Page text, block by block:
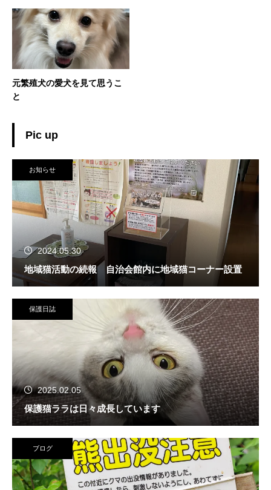
元繁殖犬の愛犬を見て思うこ
と
Pic up
お知らせ
2024.05.30
地域猫活動の続報 自治会館内に地域猫コーナー設置
保護日誌
2025.02.05
保護猫ララは日々成長しています
ブログ